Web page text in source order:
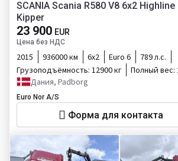
SCANIA Scania R580 V8 6x2
Kipper
23 900 EUR
Цена без НДС
2015 936000 км 6х2 Euro 6
789 л.с.
Грузоподъёмность: 12900 кг Полный вес:
Дания, Padborg
Euro Nor A/S
Форма для контакта